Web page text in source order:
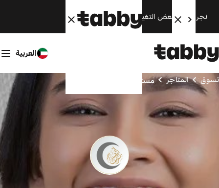
نجري الآن بعض التغييرات. سنعود قريبًا.
العربية
تسوق المتاجر مستوصف الصباح الاهلي